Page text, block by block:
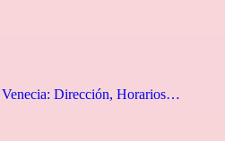
Venecia: Dirección, Horarios…